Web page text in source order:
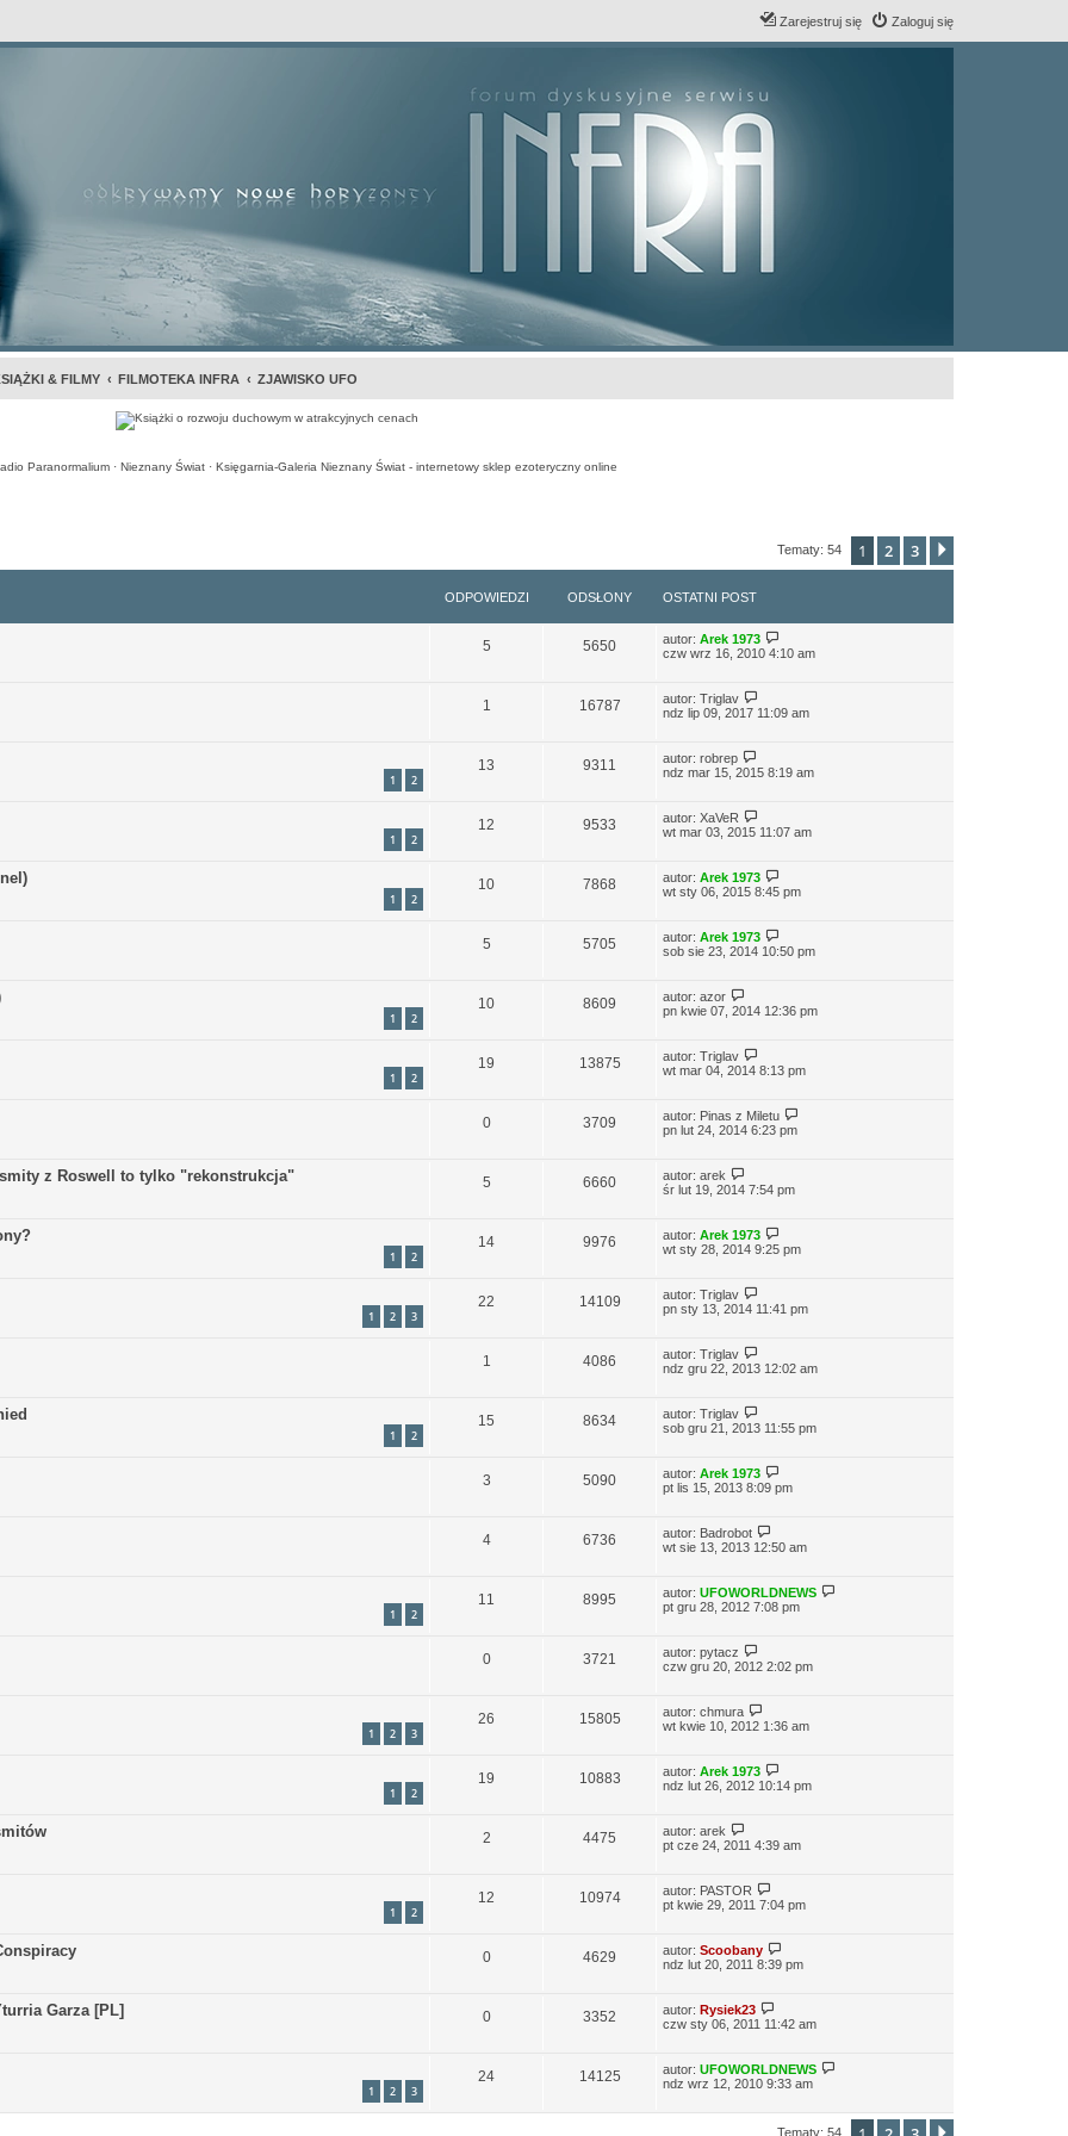
Zaloguj się
Zarejestruj się
& FILMY FILMOTEKA INFRA ZJAWISKO UFO
Paranormalium· Nieznany Świat· Księgarnia-Galeria Nieznany Świat - internetowy sklep ezoteryczny online
Tematy: 54 1 2 3
ODPOWIEDZI ODSŁONY OSTATNI POST
5 5650 autor: Arek 1973
czw wrz 16, 2010 4:10 am
1 16787 autor: Triglav
ndz lip 09, 2017 11:09 am
1 2
13 9311 autor: robrep
ndz mar 15, 2015 8:19 am
1 2
12 9533 autor: XaVeR
wt mar 03, 2015 11:07 am
1 2
10 7868 autor: Arek 1973
wt sty 06, 2015 8:45 pm
5 5705 autor: Arek 1973
sob sie 23, 2014 10:50 pm
1 2
10 8609 autor: azor
pn kwie 07, 2014 12:36 pm
1 2
19 13875 autor: Triglav
wt mar 04, 2014 8:13 pm
0 3709 autor: Pinas z Miletu
pn lut 24, 2014 6:23 pm
z Roswell to tylko "rekonstrukcja" 5 6660 autor: arek
śr lut 19, 2014 7:54 pm
1 2
14 9976 autor: Arek 1973
wt sty 28, 2014 9:25 pm
1 2 3
22 14109 autor: Triglav
pn sty 13, 2014 11:41 pm
1 4086 autor: Triglav
ndz gru 22, 2013 12:02 am
1 2
15 8634 autor: Triglav
sob gru 21, 2013 11:55 pm
3 5090 autor: Arek 1973
pt lis 15, 2013 8:09 pm
4 6736 autor: Badrobot
wt sie 13, 2013 12:50 am
1 2
11 8995 autor: UFOWORLDNEWS
pt gru 28, 2012 7:08 pm
0 3721 autor: pytacz
czw gru 20, 2012 2:02 pm
1 2 3
26 15805 autor: chmura
wt kwie 10, 2012 1:36 am
1 2
19 10883 autor: Arek 1973
ndz lut 26, 2012 10:14 pm
2 4475 autor: arek
pt cze 24, 2011 4:39 am
1 2
12 10974 autor: PASTOR
pt kwie 29, 2011 7:04 pm
0 4629 autor: Scoobany
ndz lut 20, 2011 8:39 pm
Garza [PL] 0 3352 autor: Rysiek23
czw sty 06, 2011 11:42 am
1 2 3
24 14125 autor: UFOWORLDNEWS
ndz wrz 12, 2010 9:33 am
Tematy: 54